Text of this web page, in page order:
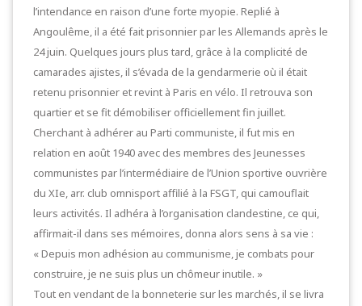
l’intendance en raison d’une forte myopie. Replié à
Angoulême, il a été fait prisonnier par les Allemands après le
24 juin. Quelques jours plus tard, grâce à la complicité de
camarades ajistes, il s’évada de la gendarmerie où il était
retenu prisonnier et revint à Paris en vélo. Il retrouva son
quartier et se fit démobiliser officiellement fin juillet.
Cherchant à adhérer au Parti communiste, il fut mis en
relation en août 1940 avec des membres des Jeunesses
communistes par l’intermédiaire de l’Union sportive ouvrière
du XIe, arr. club omnisport affilié à la FSGT, qui camouflait
leurs activités. Il adhéra à l’organisation clandestine, ce qui,
affirmait-il dans ses mémoires, donna alors sens à sa vie :
« Depuis mon adhésion au communisme, je combats pour
construire, je ne suis plus un chômeur inutile. »
Tout en vendant de la bonneterie sur les marchés, il se livra